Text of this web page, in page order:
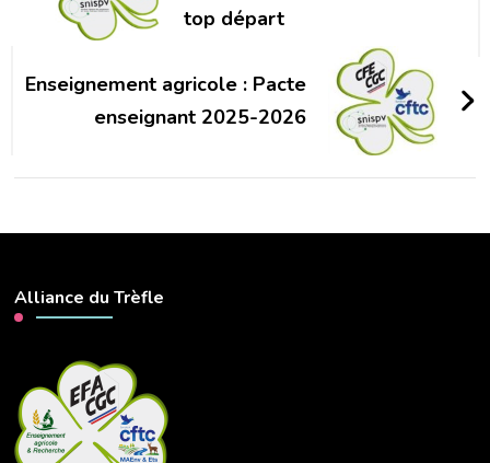
top départ
Enseignement agricole : Pacte
enseignant 2025-2026
Alliance du Trèfle